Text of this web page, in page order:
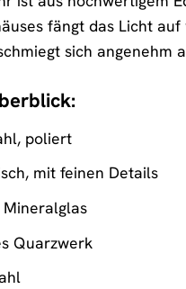
fängt das Licht
sich angenehm
poliert
mit feinen Details
Quarzwerk